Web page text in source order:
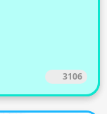
3106